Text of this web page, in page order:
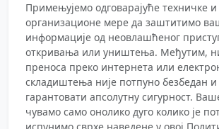
Примењујемо одговарајуће техничке и
организационе мере да заштитимо
информације од неовлашћеног
откривања или уништења. Међутим,
преноса преко интернета или
складиштења није потпуно безбедан
гарантовати апсолутну сигурност.
чувамо само онолико дуго колико је